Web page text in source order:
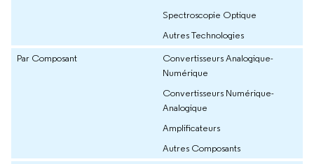
Spectroscopie Optique
Autres Technologies
Par Composant
Convertisseurs Analogique-
Numérique
Convertisseurs Numérique-
Analogique
Amplificateurs
Autres Composants